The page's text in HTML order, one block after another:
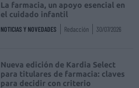
La farmacia, un apoyo esencial en
el cuidado infantil
NOTICIAS Y NOVEDADES Redacción 30/07/2026
Nueva edición de Kardia Select
para titulares de farmacia: claves
para decidir con criterio